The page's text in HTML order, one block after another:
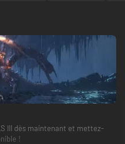
III dès maintenant et mettez-
!